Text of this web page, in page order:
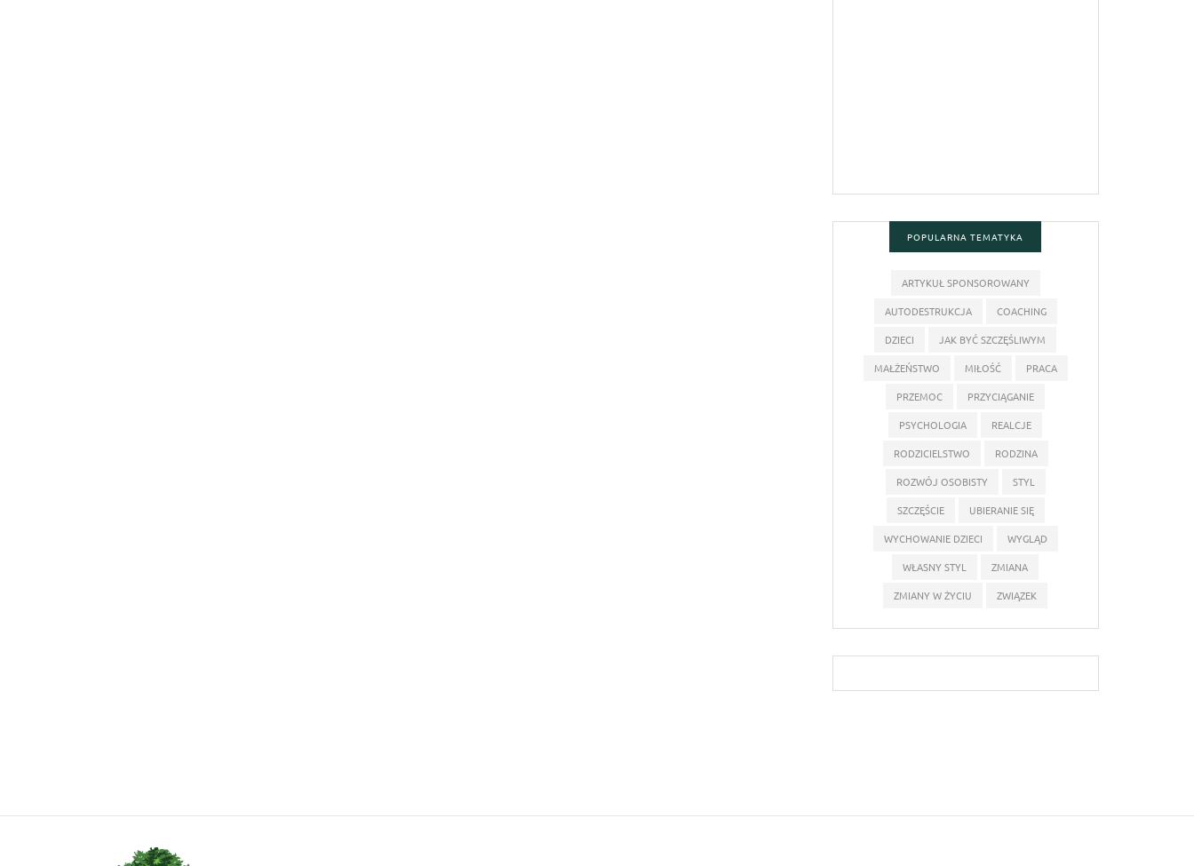
POPULARNA TEMATYKA
ARTYKUŁ SPONSOROWANY
AUTODESTRUKCJA
COACHING
DZIECI
JAK BYĆ SZCZĘŚLIWYM
MAŁŻEŃSTWO
MIŁOŚĆ
PRACA
PRZEMOC
PRZYCIĄGANIE
PSYCHOLOGIA
REALCJE
RODZICIELSTWO
RODZINA
ROZWÓJ OSOBISTY
STYL
SZCZĘŚCIE
UBIERANIE SIĘ
WYCHOWANIE DZIECI
WYGLĄD
WŁASNY STYL
ZMIANA
ZMIANY W ŻYCIU
ZWIĄZEK